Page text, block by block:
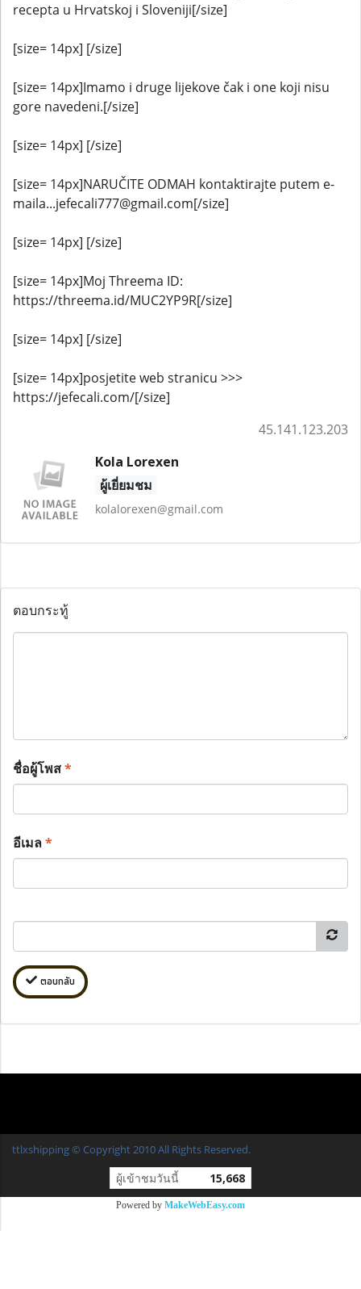
recepta u Hrvatskoj i Sloveniji[/size]
[size= 14px] [/size]
[size= 14px]Imamo i druge lijekove čak i one koji nisu
gore navedeni.[/size]
[size= 14px] [/size]
[size= 14px]NARUČITE ODMAH kontaktirajte putem e-
maila...jefecali777@gmail.com[/size]
[size= 14px] [/size]
[size= 14px]Moj Threema ID:
https://threema.id/MUC2YP9R[/size]
[size= 14px] [/size]
[size= 14px]posjetite web stranicu >>>
https://jefecali.com/[/size]
45.141.123.203
Kola Lorexen
ผู้เยี่ยมชม
kolalorexen@gmail.com
ตอบกระทู้
ชื่อผู้โพส*
อีเมล*
ตอบกลับ
ttlxshipping © Copyright 2010 All Rights Reserved.
ผู้เข้าชมวันนี้ 15,668
Powered by MakeWebEasy.com